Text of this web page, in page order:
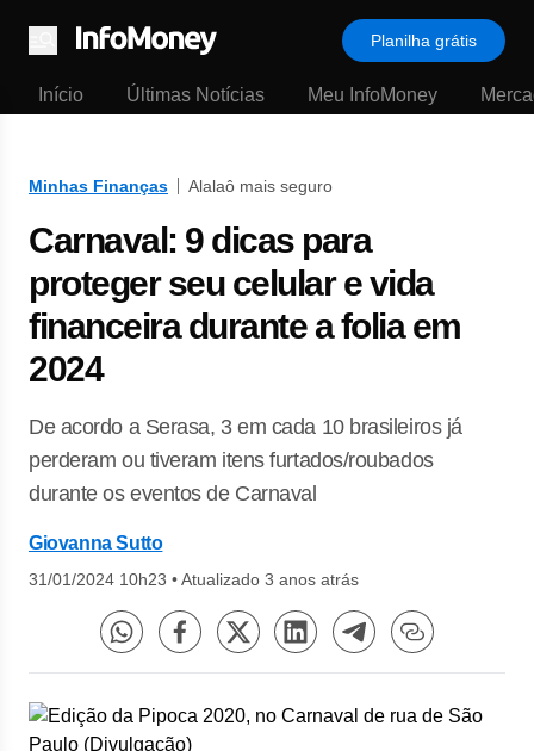
Menu
Planilha grátis
Início Últimas Notícias Meu InfoMoney
Minhas Finanças Alalaô mais seguro
Carnaval: 9 dicas para
proteger seu celular e vida
financeira durante a folia em
2024
De acordo a Serasa, 3 em cada 10 brasileiros já
perderam ou tiveram itens furtados/roubados
durante os eventos de Carnaval
Giovanna Sutto
31/01/2024 10h23 •Atualizado 3 anos atrás